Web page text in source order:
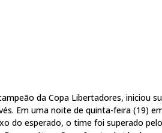
da Copa Libertadores, iniciou
Em uma noite de quinta-feira (19)
do esperado, o time foi superado